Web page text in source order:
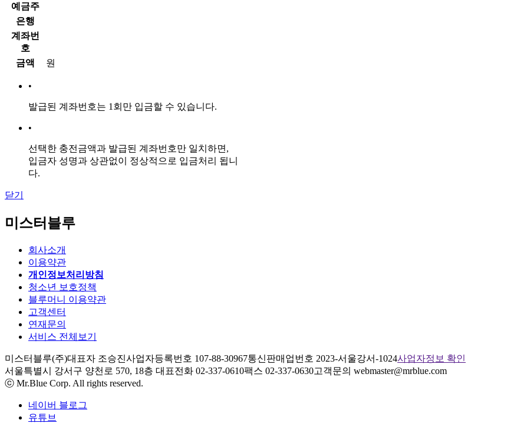
예금주
은행
계좌번
호
금액
원
•
발급된 계좌번호는 1회만 입금할 수 있습니다.
•
선택한 충전금액과 발급된 계좌번호만 일치하면,
입금자 성명과 상관없이 정상적으로 입금처리 됩니
다.
닫기
미스터블루
회사소개
이용약관
개인정보처리방침
청소년 보호정책
블루머니 이용약관
고객센터
연재문의
서비스 전체보기
미스터블루(주)대표자 조승진사업자등록번호 107-88-30967통신판매업번호 2023-서울강서-1024사업자정보 확인
서울특별시 강서구 양천로 570, 18층 대표전화 02-337-0610팩스 02-337-0630고객문의 webmaster@mrblue.com
ⓒ Mr.Blue Corp. All rights reserved.
네이버 블로그
유튜브